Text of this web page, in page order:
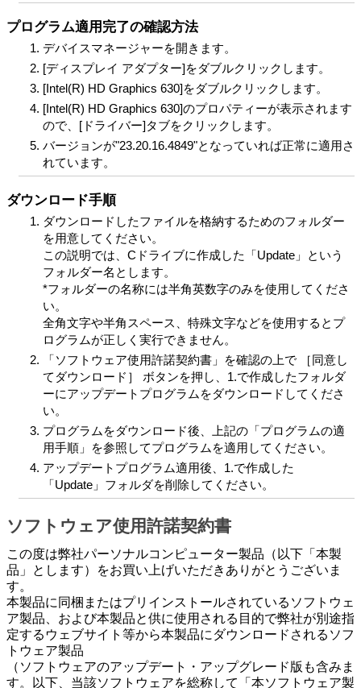
プログラム適用完了の確認方法
デバイスマネージャーを開きます。
[ディスプレイ アダプター]をダブルクリックします。
[Intel(R) HD Graphics 630]をダブルクリックします。
[Intel(R) HD Graphics 630]のプロパティーが表示されます
ので、[ドライバー]タブをクリックします。
バージョンが"23.20.16.4849"となっていれば正常に適用さ
れています。
ダウンロード手順
ダウンロードしたファイルを格納するためのフォルダー
を用意してください。
この説明では、Cドライブに作成した「Update」という
フォルダー名とします。
*フォルダーの名称には半角英数字のみを使用してくださ
い。
全角文字や半角スペース、特殊文字などを使用するとプ
ログラムが正しく実行できません。
「ソフトウェア使用許諾契約書」を確認の上で ［同意し
てダウンロード］ ボタンを押し、1.で作成したフォルダ
ーにアップデートプログラムをダウンロードしてくださ
い。
プログラムをダウンロード後、上記の「プログラムの適
用手順」を参照してプログラムを適用してください。
アップデートプログラム適用後、1.で作成した
「Update」フォルダを削除してください。
ソフトウェア使用許諾契約書
この度は弊社パーソナルコンピューター製品（以下「本製
品」とします）をお買い上げいただきありがとうございま
す。
本製品に同梱またはプリインストールされているソフトウェ
ア製品、および本製品と供に使用される目的で弊社が別途指
定するウェブサイト等から本製品にダウンロードされるソフ
トウェア製品
（ソフトウェアのアップデート・アップグレード版も含みま
す。以下、当該ソフトウェアを総称して「本ソフトウェア製